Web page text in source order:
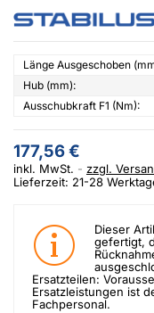
Länge Ausgeschoben
Hub (mm):
Ausschubkraft F1 (Nm):
177,56 €
inkl. MwSt.
zzgl.
Lieferzeit: 21-28
Dieser
gefertigt,
Ersatzteilen:
Ersatzleistungen ist
Fachpersonal.